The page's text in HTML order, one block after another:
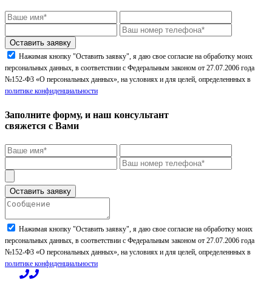
Нажимая кнопку "Оставить заявку", я даю свое согласие на обработку моих
персональных данных, в соответствии с Федеральным законом от 27.07.2006 года
№152-Ф3 «О персональных данных», на условиях и для целей, определеннных в
политике конфиденциальности
Заполните форму, и наш консультант
свяжется с Вами
Нажимая кнопку "Оставить заявку", я даю свое согласие на обработку моих
персональных данных, в соответствии с Федеральным законом от 27.07.2006 года
№152-Ф3 «О персональных данных», на условиях и для целей, определеннных в
политике конфиденциальности